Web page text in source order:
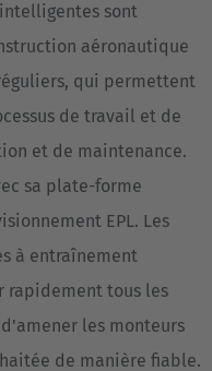
sont
aéronautique
qui permettent
de travail et de
et de maintenance.
sa plate-forme
EPL. Les
à entraînement
tous les
les monteurs
de manière fiable.